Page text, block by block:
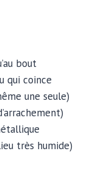
bout
qui coince
une seule)
très humide)